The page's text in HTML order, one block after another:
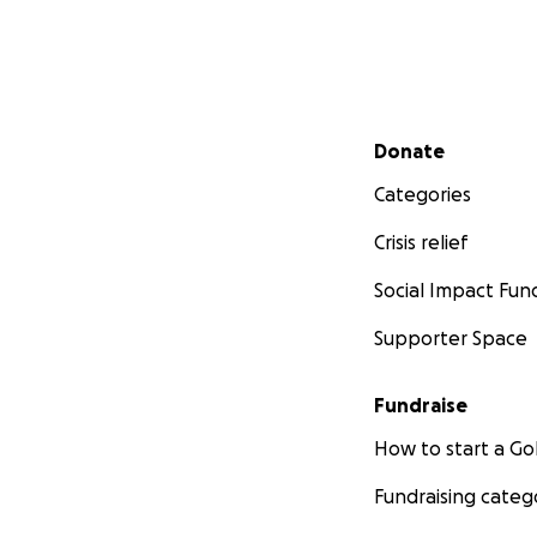
Secondary menu
Donate
Categories
Crisis relief
Social Impact
Supporter Space
Fundraise
How to start a
Fundraising